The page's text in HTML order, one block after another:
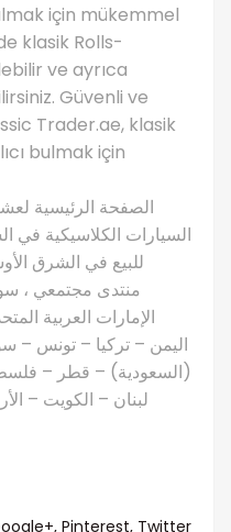
için mükemmel
klasik Rolls-
ve ayrıca
Güvenli ve
Trader.ae, klasik
bulmak için
السيارات الكلاسيكية في
للبيع في الشرق
منتدى مجتمعي ،
الإمارات العربية
اليمن – تركيا – تونس –
(السعودية) – قطر –
لبنان – الكويت –
Pinterest, Twitter